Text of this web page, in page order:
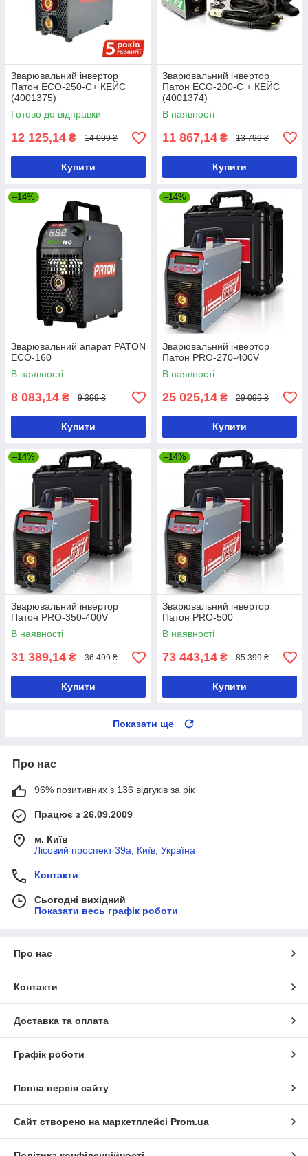
Зварювальний інвертор
Патон ECO-250-C+ КЕЙС
(4001375)
Готово до відправки
12 125,14 ₴ 14 099 ₴
Купити
Зварювальний інвертор
Патон ECO-200-C + КЕЙС
(4001374)
В наявності
11 867,14 ₴ 13 799 ₴
Купити
–14%
Зварювальний апарат PATON
ECO-160
В наявності
8 083,14 ₴ 9 399 ₴
Купити
–14%
Зварювальний інвертор
Патон PRO-270-400V
В наявності
25 025,14 ₴ 29 099 ₴
Купити
–14%
Зварювальний інвертор
Патон PRO-350-400V
В наявності
31 389,14 ₴ 36 499 ₴
Купити
–14%
Зварювальний інвертор
Патон PRO-500
В наявності
73 443,14 ₴ 85 399 ₴
Купити
Показати ще
Про нас
96% позитивних з 136 відгуків за рік
Працює з 26.09.2009
м. Київ
Лісовий проспект 39а, Київ, Україна
Контакти
Сьогодні вихідний
Показати весь графік роботи
Про нас
Контакти
Доставка та оплата
Графік роботи
Повна версія сайту
Сайт створено на маркетплейсі Prom.ua